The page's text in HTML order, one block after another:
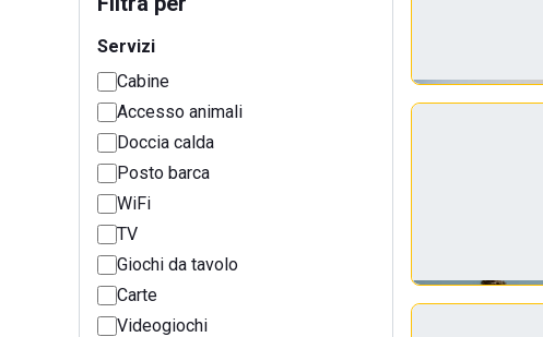
Servizi
Cabine
Accesso animali
Doccia calda
Posto barca
WiFi
TV
Giochi da tavolo
Carte
Videogiochi